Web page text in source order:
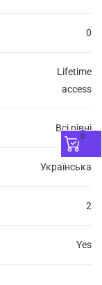
0
Lifetime
access
Всі рівні
Українська
2
Yes
0